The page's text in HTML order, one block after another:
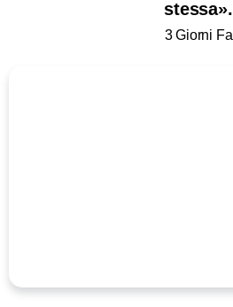
stessa».
3 Giorni Fa